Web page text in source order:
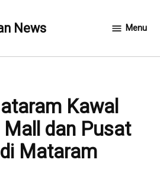
News Menu
Kawal
Mall dan Pusat
Mataram